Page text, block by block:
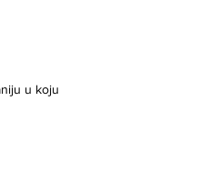
u koju